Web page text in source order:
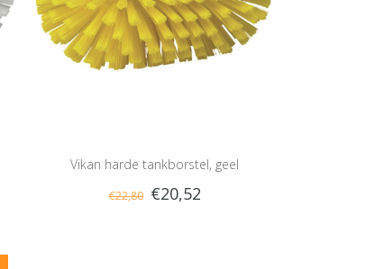
Vikan harde tankborstel, geel
€22,80 €20,52